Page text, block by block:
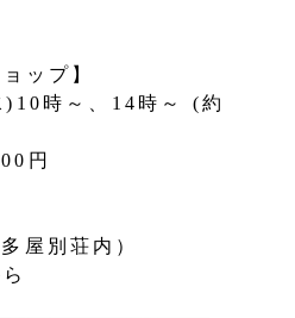
ップ】
)10時～、14時～ (約
円
屋別荘内）